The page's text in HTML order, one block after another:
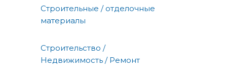
Строительные / отделочные
материалы
Строительство /
Недвижимость / Ремонт